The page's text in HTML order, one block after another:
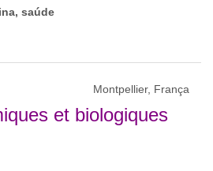
saúde
Montpellier, França
et biologiques